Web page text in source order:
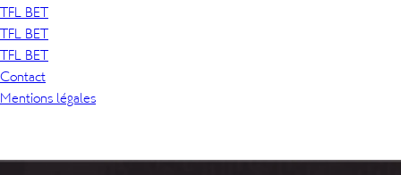
TFL BET
TFL BET
TFL BET
Contact
Mentions légales